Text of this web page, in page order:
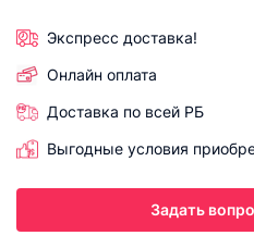
Экспресс доставка!
Онлайн оплата
Доставка по всей РБ
Выгодные условия
Задать